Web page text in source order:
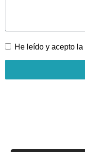
He leído y acepto la